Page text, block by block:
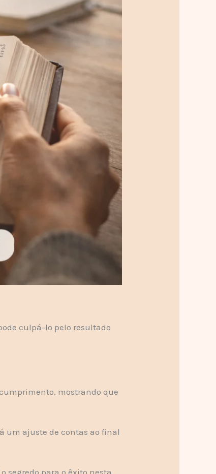
culpá-lo pelo resultado
mostrando que
um ajuste de contas ao final